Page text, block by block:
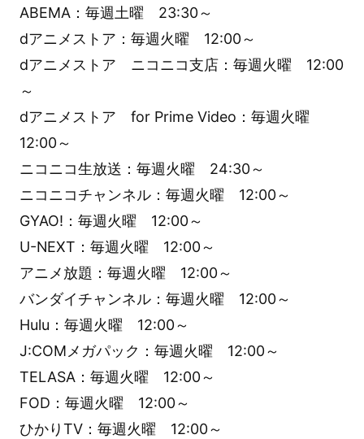
ABEMA：毎週土曜 23:30～
dアニメストア：毎週火曜 12:00～
dアニメストア ニコニコ支店：毎週火曜 12:00
～
dアニメストア for Prime Video：毎週火曜
12:00～
ニコニコ生放送：毎週火曜 24:30～
ニコニコチャンネル：毎週火曜 12:00～
GYAO!：毎週火曜 12:00～
U-NEXT：毎週火曜 12:00～
アニメ放題：毎週火曜 12:00～
バンダイチャンネル：毎週火曜 12:00～
Hulu：毎週火曜 12:00～
J:COMメガパック：毎週火曜 12:00～
TELASA：毎週火曜 12:00～
FOD：毎週火曜 12:00～
ひかりTV：毎週火曜 12:00～